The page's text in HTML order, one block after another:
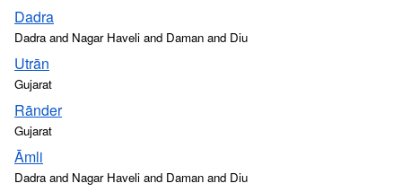
Dadra
Dadra and Nagar Haveli and Daman and Diu
Utrān
Gujarat
Rānder
Gujarat
Āmli
Dadra and Nagar Haveli and Daman and Diu